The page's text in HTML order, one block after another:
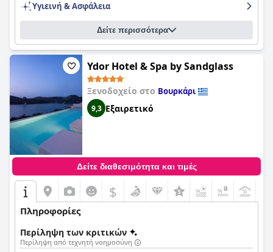
Η πισίνα είναι πανέμορφη με πολλά καθιστικά και
καλλιτεχνικές πινελιές και ο χώρος της πισίνας είναι
σχολαστικά καθαρός και όμορφος. Συνολικά, το
μια εξαιρετική επιλογή για όσους εκτιμούν την ποιότητα, την
καθαριότητα και τη ζεστή φιλοξενία.
Υγιεινή & Ασφάλεια
Δείτε περισσότερα
Ydor Hotel & Spa by Sandglass
Ξενοδοχείο στο Βουρκάρι
9,3 Εξαιρετικό
Δείτε διαθεσιμότητα και τιμές
$
Πληροφορίες
Περίληψη των κριτικών
Περίληψη από τεχνητή νοημοσύνη